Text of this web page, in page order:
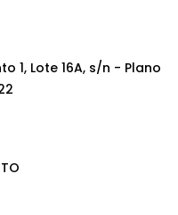
1, Lote 16A, s/n - Plano